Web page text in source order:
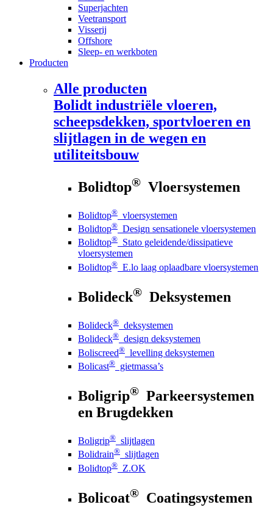
Superjachten
Veetransport
Visserij
Offshore
Sleep- en werkboten
Producten
Alle producten
Bolidt industriële vloeren,
scheepsdekken, sportvloeren en
slijtlagen in de wegen en
utiliteitsbouw
Bolidtop® Vloersystemen
Bolidtop® vloersystemen
Bolidtop® Design sensationele vloersystemen
Bolidtop® Stato geleidende/dissipatieve
vloersystemen
Bolidtop® E.lo laag oplaadbare vloersystemen
Bolideck® Deksystemen
Bolideck® deksystemen
Bolideck® design deksystemen
Boliscreed® levelling deksystemen
Bolicast® gietmassa’s
Boligrip® Parkeersystemen
en Brugdekken
Boligrip® slijtlagen
Bolidrain® slijtlagen
Bolidtop® Z.OK
Bolicoat® Coatingsystemen